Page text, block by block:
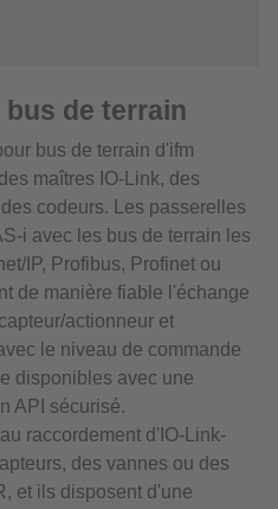
de terrain
bus de terrain d'ifm
maîtres IO-Link, des
codeurs. Les passerelles
i avec les bus de terrain les
IP, Profibus, Profinet ou
de manière fiable l'échange
actionneur et
le niveau de commande
disponibles avec une
API sécurisé.
raccordement d'IO-Link-
des vannes ou des
et ils disposent d'une